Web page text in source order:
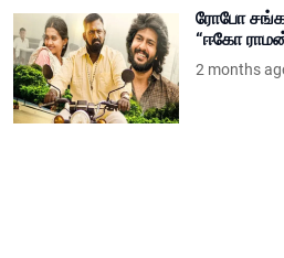
ரோபோ
“ஈகோ
2 months